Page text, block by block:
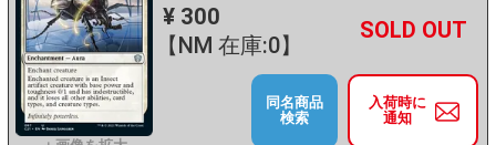
¥ 300
【NM 在庫:0】
－ +
入荷時に
通知
同名商品
検索